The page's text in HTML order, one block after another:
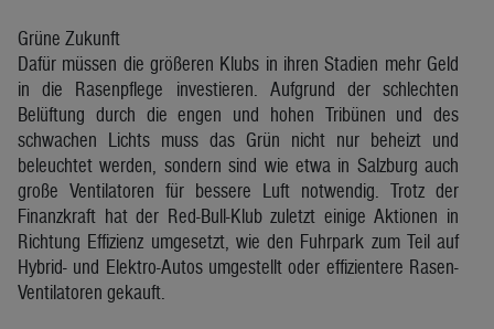
Grüne Zukunft
Dafür müssen die größeren Klubs in ihren Stadien mehr Geld
in die Rasenpflege investieren. Aufgrund der schlechten
Belüftung durch die engen und hohen Tribünen und des
schwachen Lichts muss das Grün nicht nur beheizt und
beleuchtet werden, sondern sind wie etwa in Salzburg auch
große Ventilatoren für bessere Luft notwendig. Trotz der
Finanzkraft hat der Red-Bull-Klub zuletzt einige Aktionen in
Richtung Effizienz umgesetzt, wie den Fuhrpark zum Teil auf
Hybrid- und Elektro-Autos umgestellt oder effizientere Rasen-
Ventilatoren gekauft.